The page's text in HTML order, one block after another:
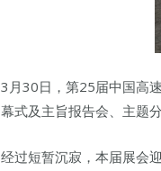
3月30日，第25届中国高
幕式及主旨报告会、主题
经过短暂沉寂，本届展会